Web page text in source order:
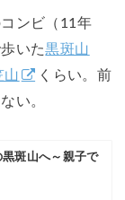
ンビ（11年
いた黒斑山
山
くらい。前
い。
斑山へ～親子で